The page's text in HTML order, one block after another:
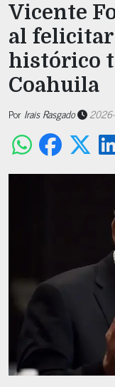
Vicente
al felicitar
histórico
Coahuila
Por Irais Rasgado